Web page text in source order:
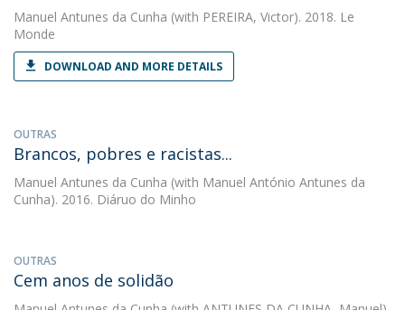
Manuel Antunes da Cunha (with PEREIRA, Victor). 2018. Le
Monde
DOWNLOAD AND MORE DETAILS
OUTRAS
Brancos, pobres e racistas...
Manuel Antunes da Cunha (with Manuel António Antunes da
Cunha). 2016. Diáruo do Minho
OUTRAS
Cem anos de solidão